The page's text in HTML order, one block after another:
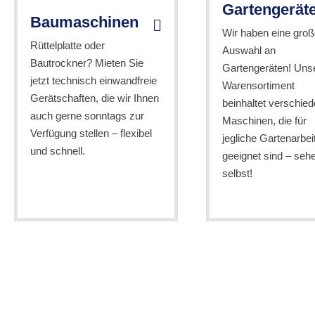
Baumaschinen
Rüttelplatte oder
Bautrockner? Mieten Sie
jetzt technisch einwandfreie
Gerätschaften, die wir Ihnen
auch gerne sonntags zur
Verfügung stellen – flexibel
und schnell.
Wir haben eine
Auswahl an
Gartengeräten!
Warensortiment
beinhaltet
Maschinen, die für
jegliche
geeignet sind –
selbst!